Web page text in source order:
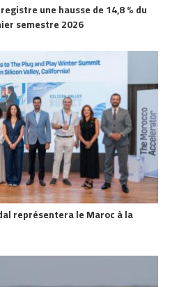
une hausse de 14,8 % du
semestre 2026
représentera le Maroc à la